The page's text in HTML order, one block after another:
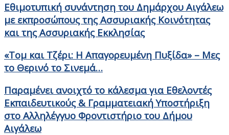
Εθιμοτυπική συνάντηση του Δημάρχου Αιγάλεω
με εκπροσώπους της Ασσυριακής Κοινότητας
και της Ασσυριακής Εκκλησίας
«Τομ και Τζέρι: Η Απαγορευμένη Πυξίδα» – Μες
το Θερινό το Σινεμά…
Παραμένει ανοιχτό το κάλεσμα για Εθελοντές
Εκπαιδευτικούς & Γραμματειακή Υποστήριξη
στο Αλληλέγγυο Φροντιστήριο του Δήμου
Αιγάλεω